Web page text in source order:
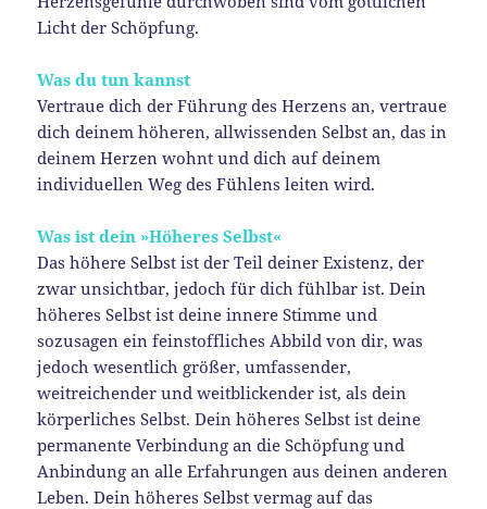
Licht der Schöpfung.
Was du tun kannst
Vertraue dich der Führung des Herzens an, vertraue
dich deinem höheren, allwissenden Selbst an, das in
deinem Herzen wohnt und dich auf deinem
individuellen Weg des Fühlens leiten wird.
Was ist dein »Höheres Selbst«
Das höhere Selbst ist der Teil deiner Existenz, der
zwar unsichtbar, jedoch für dich fühlbar ist. Dein
höheres Selbst ist deine innere Stimme und
sozusagen ein feinstoffliches Abbild von dir, was
jedoch wesentlich größer, umfassender,
weitreichender und weitblickender ist, als dein
körperliches Selbst. Dein höheres Selbst ist deine
permanente Verbindung an die Schöpfung und
Anbindung an alle Erfahrungen aus deinen anderen
Leben. Dein höheres Selbst vermag auf das